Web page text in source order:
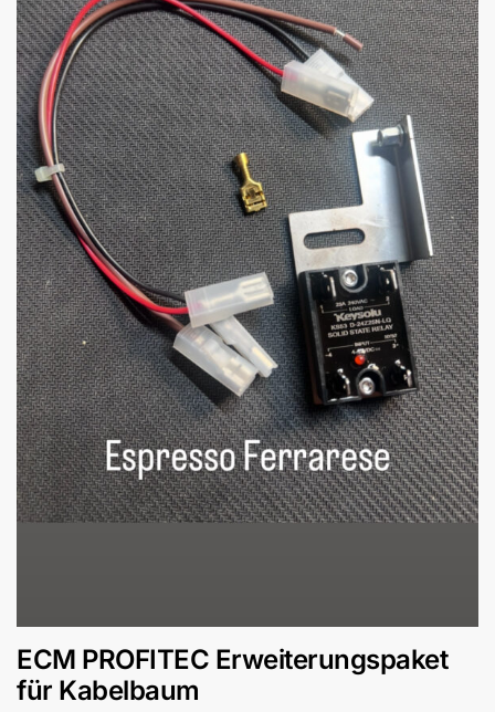
ECM PROFITEC Erweiterungspaket
für Kabelbaum